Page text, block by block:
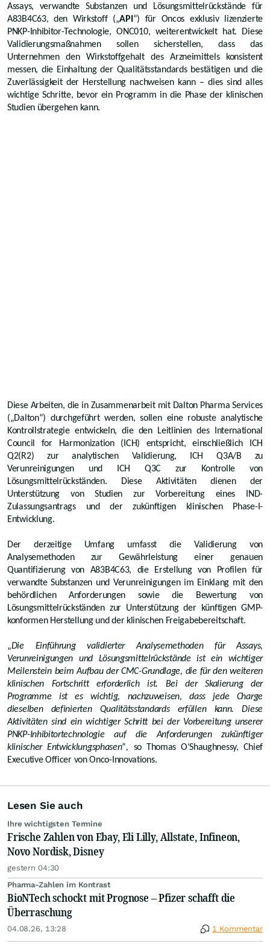
Assays, verwandte Substanzen und Lösungsmittelrückstände für
A83B4C63, den Wirkstoff („API“) für Oncos exklusiv lizenzierte
PNKP-Inhibitor-Technologie, ONC010, weiterentwickelt hat. Diese
Validierungsmaßnahmen sollen sicherstellen, dass das
Unternehmen den Wirkstoffgehalt des Arzneimittels konsistent
messen, die Einhaltung der Qualitätsstandards bestätigen und die
Zuverlässigkeit der Herstellung nachweisen kann – dies sind alles
wichtige Schritte, bevor ein Programm in die Phase der klinischen
Studien übergehen kann.
Diese Arbeiten, die in Zusammenarbeit mit Dalton Pharma Services
(„Dalton“) durchgeführt werden, sollen eine robuste analytische
Kontrollstrategie entwickeln, die den Leitlinien des International
Council for Harmonization (ICH) entspricht, einschließlich ICH
Q2(R2) zur analytischen Validierung, ICH Q3A/B zu
Verunreinigungen und ICH Q3C zur Kontrolle von
Lösungsmittelrückständen. Diese Aktivitäten dienen der
Unterstützung von Studien zur Vorbereitung eines IND-
Zulassungsantrags und der zukünftigen klinischen Phase-I-
Entwicklung.
Der derzeitige Umfang umfasst die Validierung von
Analysemethoden zur Gewährleistung einer genauen
Quantifizierung von A83B4C63, die Erstellung von Profilen für
verwandte Substanzen und Verunreinigungen im Einklang mit den
behördlichen Anforderungen sowie die Bewertung von
Lösungsmittelrückständen zur Unterstützung der künftigen GMP-
konformen Herstellung und der klinischen Freigabebereitschaft.
„Die Einführung validierter Analysemethoden für Assays,
Verunreinigungen und Lösungsmittelrückstände ist ein wichtiger
Meilenstein beim Aufbau der CMC-Grundlage, die für den weiteren
klinischen Fortschritt erforderlich ist. Bei der Skalierung der
Programme ist es wichtig, nachzuweisen, dass jede Charge
dieselben definierten Qualitätsstandards erfüllen kann. Diese
Aktivitäten sind ein wichtiger Schritt bei der Vorbereitung unserer
PNKP-Inhibitortechnologie auf die Anforderungen zukünftiger
klinischer Entwicklungsphasen“,
so Thomas O‘Shaughnessy, Chief
Executive Officer von Onco-Innovations.
Lesen Sie auch
Ihre wichtigsten Termine
Frische Zahlen von Ebay, Eli Lilly, Allstate, Infineon,
Novo Nordisk, Disney
gestern 04:30
Pharma-Zahlen im Kontrast
BioNTech schockt mit Prognose – Pfizer schafft die
Überraschung
04.08.26, 13:28 1 Kommentar